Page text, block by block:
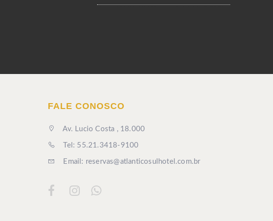
FALE CONOSCO
Av. Lucio Costa , 18.000
Tel: 55.21.3418-9100
Email: reservas@atlanticosulhotel.com.br